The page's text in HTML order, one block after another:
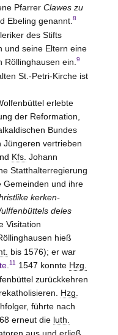
Pfarrer Clawes zu
Ebeling genannt. 8
des Stifts
und seine Eltern eine
ein. 9
St.-Petri-Kirche ist
erlebte
der Reformation,
Bundes
Jüngeren vertrieben
Kfs. Johann
Statthalterregierung
Gemeinden und ihre
kerken-
deles
Visitation
hieß
bis 1576); er war
. 11 1547 konnte Hzg.
zurückkehren
Hzg.
führte nach
erneut die luth.
aus und erließ